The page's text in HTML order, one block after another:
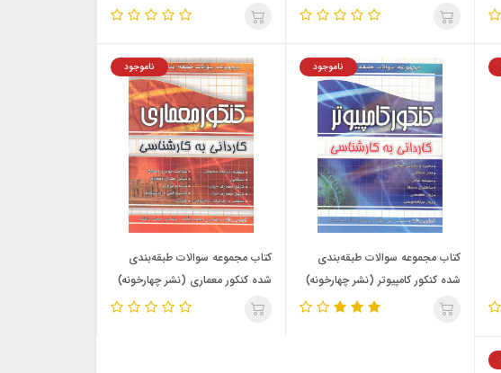
چهارخونه)
ناموجود
کتاب مجموعه سوالات طبقه‌بندی
شده کنکور کامپیوتر (نشر چهارخونه)
ناموجود
کتاب مجموعه سوالات طبقه‌بندی
شده کنکور معماری (نشر چهارخونه)